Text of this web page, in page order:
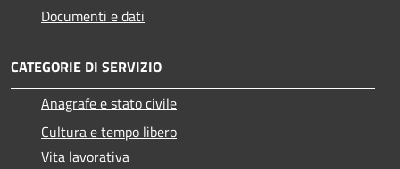
Documenti e dati
CATEGORIE DI SERVIZIO
Anagrafe e stato civile
Cultura e tempo libero
Vita lavorativa